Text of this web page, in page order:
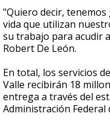
"Quiero decir,
vida que utilizan
su trabajo para acudir
Robert De León.
En total, los servicios
Valle recibirán 18
entrega a través del
Administración Federal